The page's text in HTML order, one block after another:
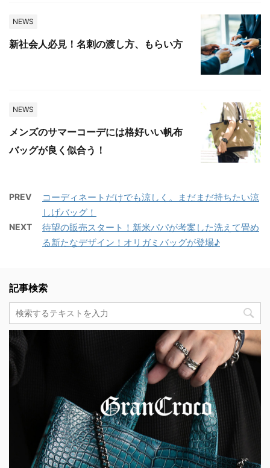
NEWS
新社会人必見！名刺の渡し方、もらい方
NEWS
メンズのサマーコーデには格好いい帆布
バッグが良く似合う！
PREV
コーディネートだけでも涼しく。まだまだ持ちたい涼
しげバッグ！
NEXT
待望の販売スタート！新米パパが考案した洗えて畳め
る新たなデザイン！オリガミバッグが登場♪
記事検索